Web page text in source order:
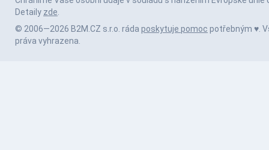
Detaily zde.
© 2006—2026 B2M.CZ s.r.o. ráda poskytuje pomoc potřebným ♥️.
práva vyhrazena.